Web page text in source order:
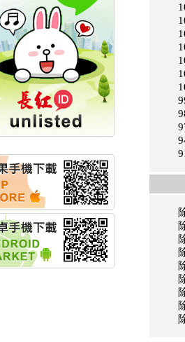
華旭先進:代重要子公司
碩通散熱股份有限公司
公告董事會決議發行員
工認股權
華旭先進:代重要子公司
碩通散熱股份有限公司
公告董事會追認113年
向關係
華旭先進:代重要子公司
碩通散熱股份有限公司
公告向關係人取得使用
權資產
仁新醫藥:代重要子公司
BeliteBio,Inc公告受邀參
加第27屆眼
巨生生醫:公告本公司
MPB-1523MRI顯影劑-
肝細胞癌接獲美國FD
格斯科技*:公告調整本
公司私募專區資訊(董事